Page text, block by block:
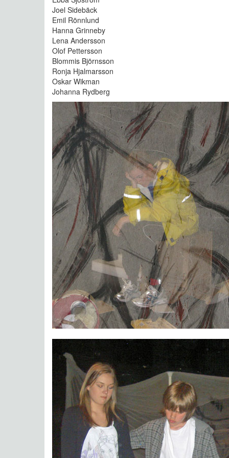
Joel Sidebäck
Emil Rönnlund
Hanna Grinneby
Lena Andersson
Olof Pettersson
Blommis Björnsson
Ronja Hjalmarsson
Oskar Wikman
Johanna Rydberg